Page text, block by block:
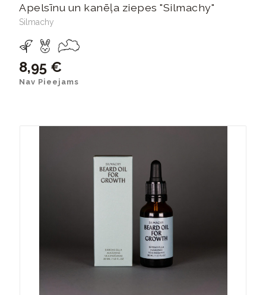
Apelsīnu un kanēļa ziepes "Silmachy"
Silmachy
8,95 €
Nav Pieejams